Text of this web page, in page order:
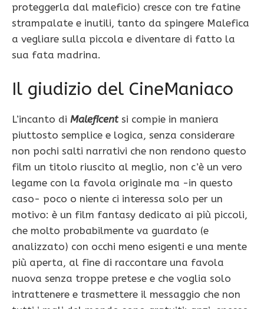
proteggerla dal maleficio) cresce con tre fatine
strampalate e inutili, tanto da spingere Malefica
a vegliare sulla piccola e diventare di fatto la
sua fata madrina.
Il giudizio del CineManiaco
L’incanto di Maleficent si compie in maniera
piuttosto semplice e logica, senza considerare
non pochi salti narrativi che non rendono questo
film un titolo riuscito al meglio, non c’è un vero
legame con la favola originale ma -in questo
caso- poco o niente ci interessa solo per un
motivo: è un film fantasy dedicato ai più piccoli,
che molto probabilmente va guardato (e
analizzato) con occhi meno esigenti e una mente
più aperta, al fine di raccontare una favola
nuova senza troppe pretese e che voglia solo
intrattenere e trasmettere il messaggio che non